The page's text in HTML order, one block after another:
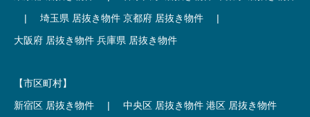
|
埼玉県 居抜き物件 京都府 居抜き物件
|
大阪府 居抜き物件 兵庫県 居抜き物件
【市区町村】
新宿区 居抜き物件
| 中央区 居抜き物件 港区 居抜き物件